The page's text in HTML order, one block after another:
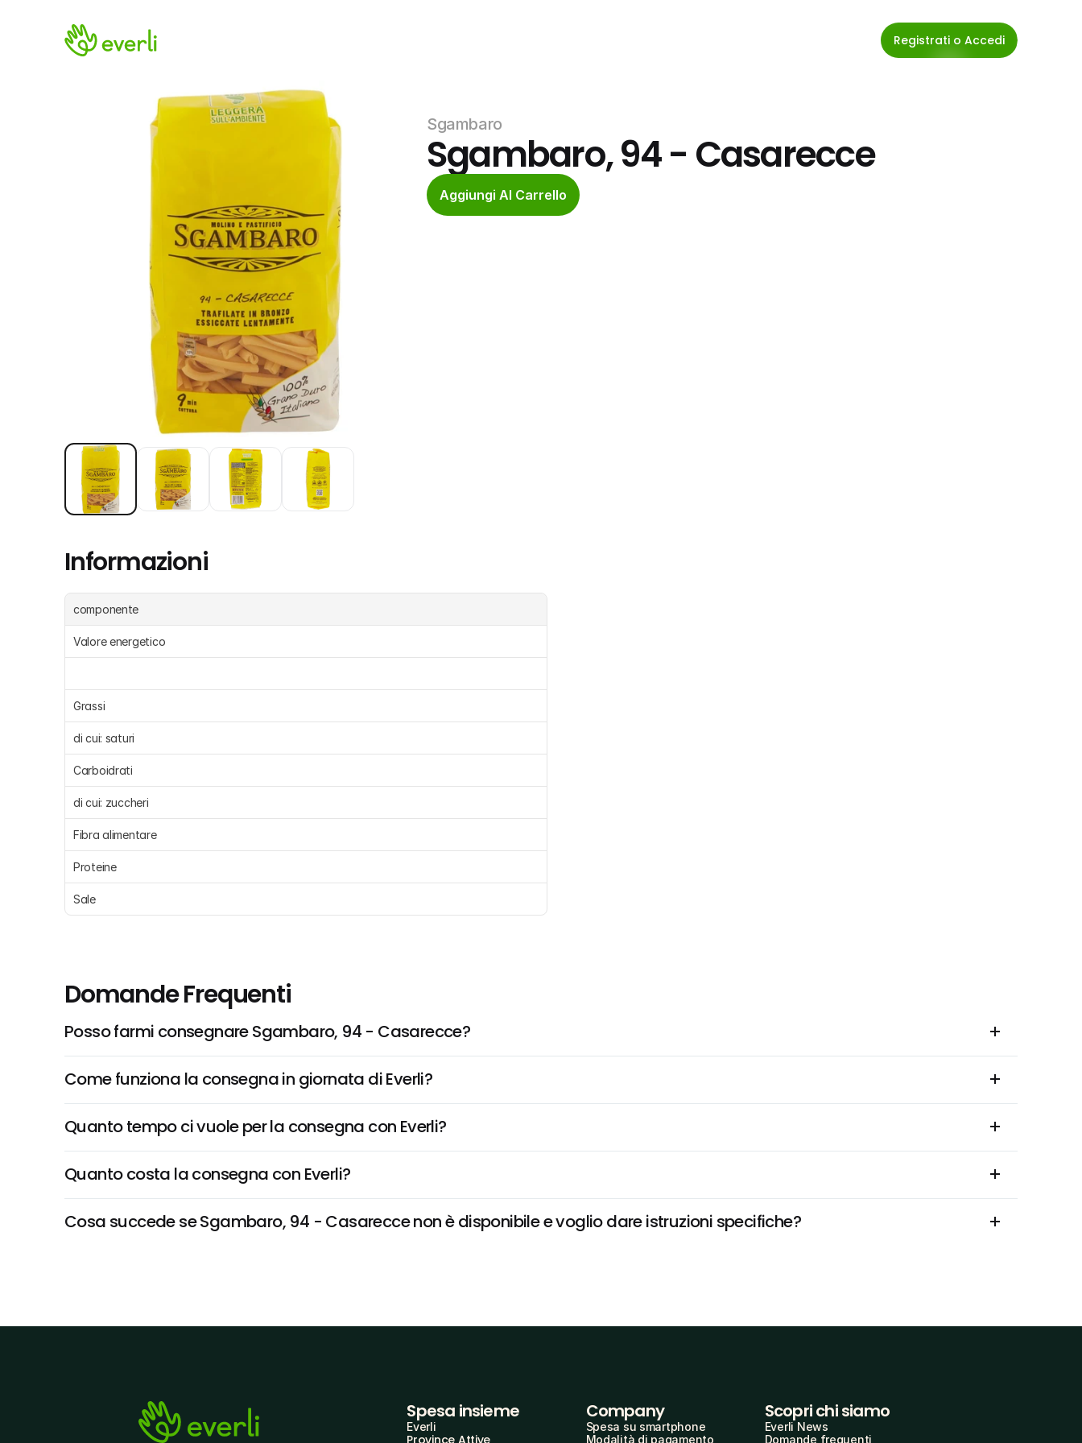
Registrati o Accedi
Sgambaro
Sgambaro, 94 - Casarecce
Aggiungi Al Carrello
Informazioni
componente
Valore energetico
Grassi
di cui: saturi
Carboidrati
di cui: zuccheri
Fibra alimentare
Proteine
Sale
Domande Frequenti
Posso farmi consegnare Sgambaro, 94 - Casarecce?
Come funziona la consegna in giornata di Everli?
Quanto tempo ci vuole per la consegna con Everli?
Quanto costa la consegna con Everli?
Cosa succede se Sgambaro, 94 - Casarecce non è disponibile e voglio dare istruzioni specifiche?
Spesa insieme
Everli
Province Attive
Company
Spesa su smartphone
Modalità di pagamento
Scopri chi siamo
Everli News
Domande frequenti